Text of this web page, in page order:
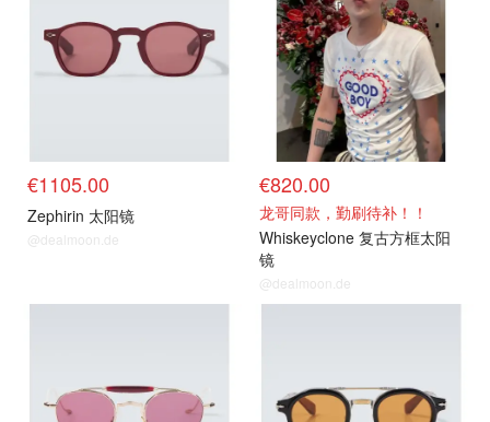
€1105.00
Zephirin 太阳镜
@dealmoon.de
€820.00
龙哥同款，勤刷待补！！
Whiskeyclone 复古方框太阳
镜
@dealmoon.de